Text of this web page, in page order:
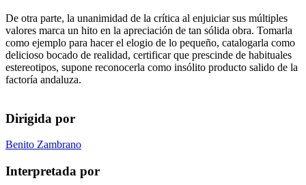
De otra parte, la unanimidad de la crítica al enjuiciar sus múltiples
valores marca un hito en la apreciación de tan sólida obra. Tomarla
como ejemplo para hacer el elogio de lo pequeño, catalogarla como
delicioso bocado de realidad, certificar que prescinde de habituales
estereotipos, supone reconocerla como insólito producto salido de la
factoría andaluza.
Dirigida por
Benito Zambrano
Interpretada por